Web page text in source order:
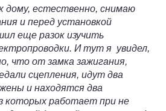
дому, естественно, снимаю
и перед установкой
еще разок изучить
И тут я увидел,
что от замка зажигания,
сцепления, идут два
и находятся два
которых работает при не